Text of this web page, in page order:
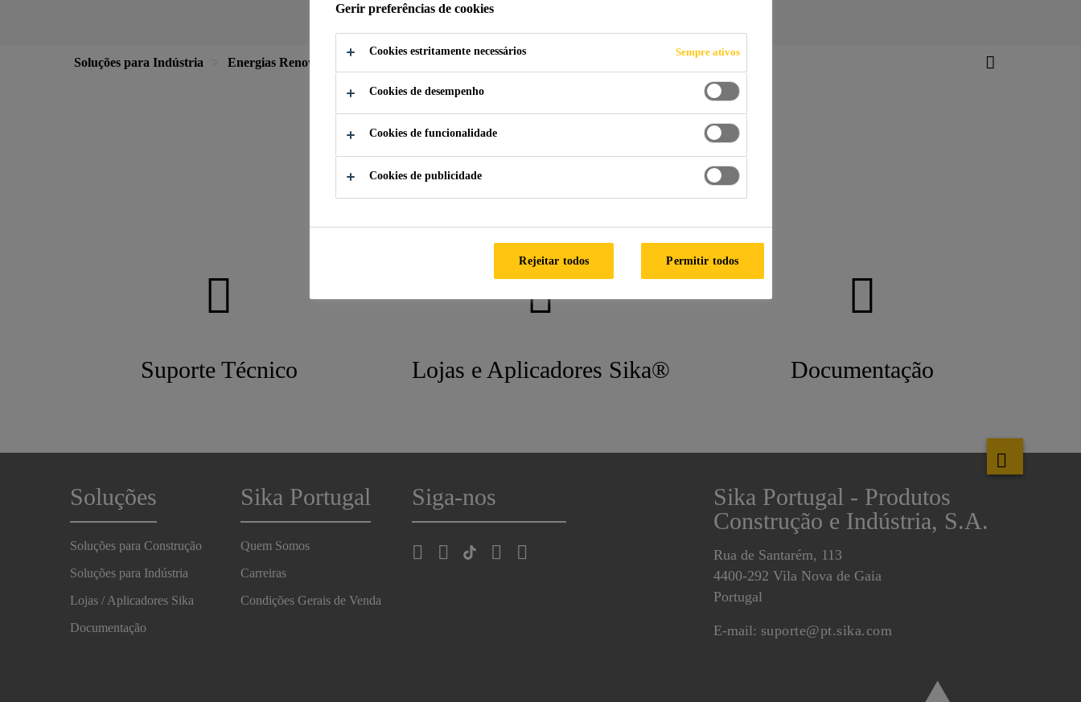
Soluções para Indústria Energias Renováveis
Como podemos ajudar?
Suporte Técnico Lojas e Aplicadores Sika® Documentação
Soluções
Soluções para Construção
Soluções para Indústria
Lojas / Aplicadores Sika
Documentação
Sika Portugal
Quem Somos
Carreiras
Condições Gerais de Venda
Siga-nos
Sika Portugal - Produtos
Construção e Indústria, S.A.
Rua de Santarém, 113
4400-292 Vila Nova de Gaia
Portugal
E-mail: suporte@pt.sika.com
Gerir preferências de cookies
Cookies estritamente necessários Sempre ativos
Cookies de desempenho
Cookies de funcionalidade
Cookies de publicidade
Rejeitar todos Permitir todos